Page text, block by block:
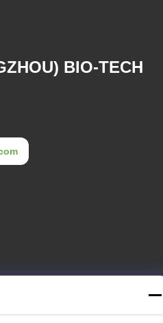
BIO-TECH
룬, 시지 타운, 판유 구, 광저우,